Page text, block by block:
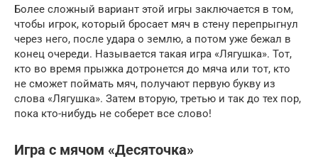
Более сложный вариант этой игры заключается в том,
чтобы игрок, который бросает мяч в стену перепрыгнул
через него, после удара о землю, а потом уже бежал в
конец очереди. Называется такая игра «Лягушка». Тот,
кто во время прыжка дотронется до мяча или тот, кто
не сможет поймать мяч, получают первую букву из
слова «Лягушка». Затем вторую, третью и так до тех пор,
пока кто-нибудь не соберет все слово!
Игра с мячом «Десяточка»